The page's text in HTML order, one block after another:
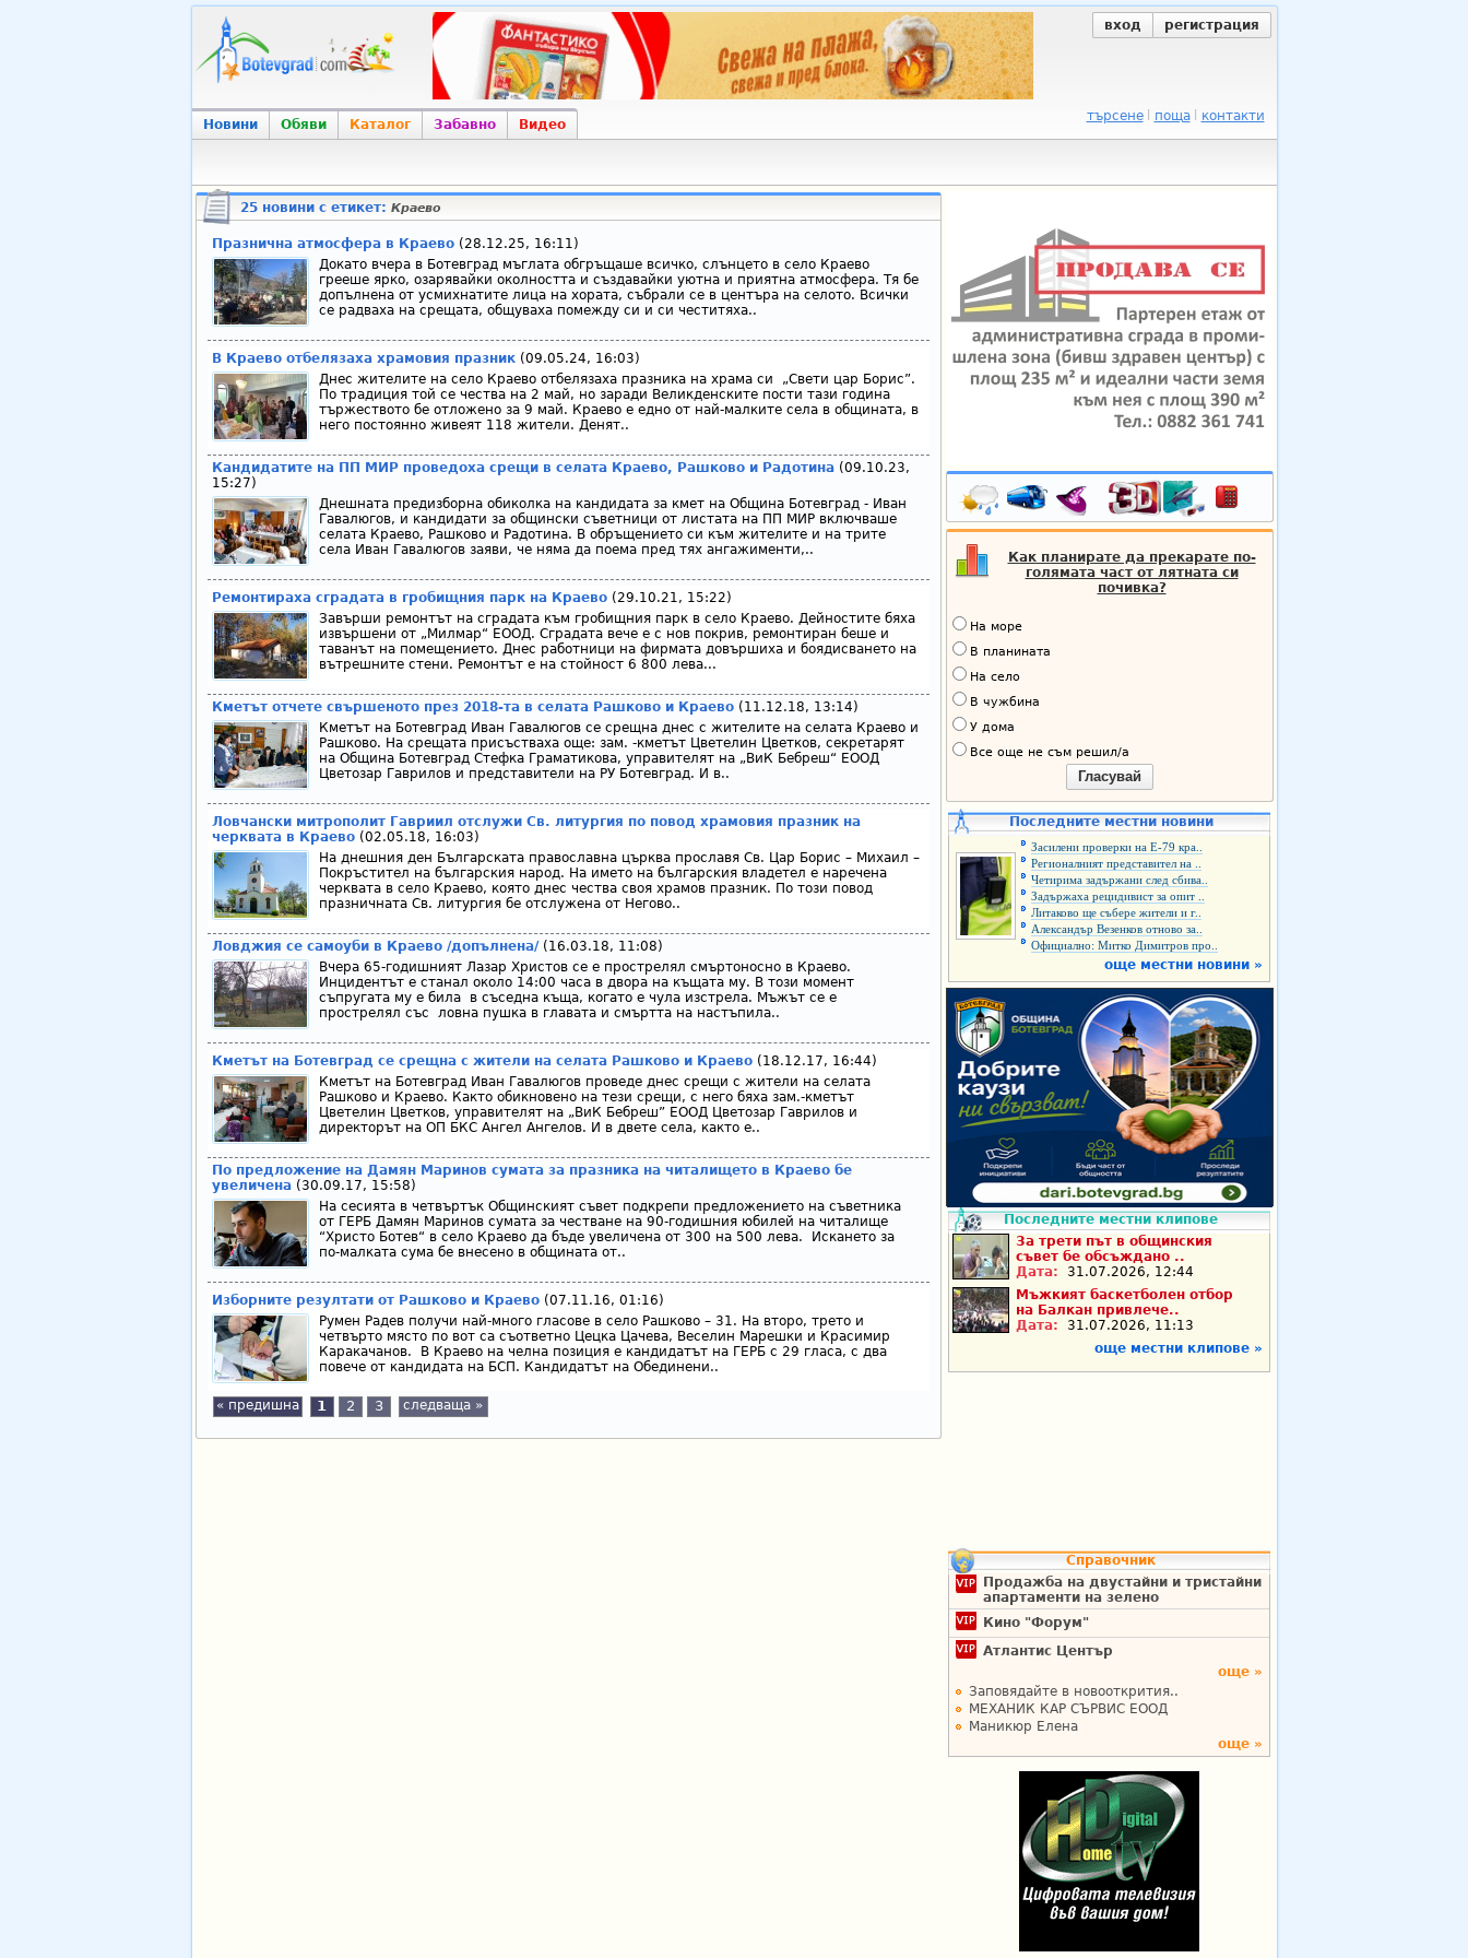
вход регистрация
Новини Обяви Каталог Забавно Видео
търсене поща контакти
25 новини с етикет: Краево
Празнична атмосфера в Краево(28.12.25, 16:11)
Докато вчера в Ботевград мъглата обгръщаше всичко, слънцето в село Краево
грееше ярко, озарявайки околността и създавайки уютна и приятна атмосфера. Тя бе
допълнена от усмихнатите лица на хората, събрали се в центъра на селото. Всички
се радваха на срещата, общуваха помежду си и си честитяха..
В Краево отбелязаха храмовия празник(09.05.24, 16:03)
Днес жителите на село Краево отбелязаха празника на храма си „Свети цар Борис”.
По традиция той се чества на 2 май, но заради Великденските пости тази година
тържеството бе отложено за 9 май. Краево е едно от най-малките села в общината, в
него постоянно живеят 118 жители. Денят..
Кандидатите на ПП МИР проведоха срещи в селата Краево, Рашково и Радотина(09.10.23,
15:27)
Днешната предизборна обиколка на кандидата за кмет на Община Ботевград - Иван
Гавалюгов, и кандидати за общински съветници от листата на ПП МИР включваше
селата Краево, Рашково и Радотина. В обръщението си към жителите и на трите
села Иван Гавалюгов заяви, че няма да поема пред тях ангажименти,..
Ремонтираха сградата в гробищния парк на Краево(29.10.21, 15:22)
Завърши ремонтът на сградата към гробищния парк в село Краево. Дейностите бяха
извършени от „Милмар“ ЕООД. Сградата вече е с нов покрив, ремонтиран беше и
таванът на помещението. Днес работници на фирмата довършиха и боядисването на
вътрешните стени. Ремонтът е на стойност 6 800 лева...
Кметът отчете свършеното през 2018-та в селата Рашково и Краево (11.12.18, 13:14)
Кметът на Ботевград Иван Гавалюгов се срещна днес с жителите на селата Краево и
Рашково. На срещата присъстваха още: зам. -кметът Цветелин Цветков, секретарят
на Община Ботевград Стефка Граматикова, управителят на „ВиК Бебреш“ ЕООД
Цветозар Гаврилов и представители на РУ Ботевград. И в..
Ловчански митрополит Гавриил отслужи Св. литургия по повод храмовия празник на
черквата в Краево (02.05.18, 16:03)
На днешния ден Българската православна църква прославя Св. Цар Борис – Михаил –
Покръстител на българския народ. На името на българския владетел е наречена
черквата в село Краево, която днес чества своя храмов празник. По този повод
празничната Св. литургия бе отслужена от Негово..
Ловджия се самоуби в Краево /допълнена/(16.03.18, 11:08)
Вчера 65-годишният Лазар Христов се е прострелял смъртоносно в Краево.
Инцидентът е станал около 14:00 часа в двора на къщата му. В този момент
съпругата му е била в съседна къща, когато е чула изстрела. Мъжът се е
прострелял със ловна пушка в главата и смъртта на настъпила..
Кметът на Ботевград се срещна с жители на селата Рашково и Краево(18.12.17, 16:44)
Кметът на Ботевград Иван Гавалюгов проведе днес срещи с жители на селата
Рашково и Краево. Както обикновено на тези срещи, с него бяха зам.-кметът
Цветелин Цветков, управителят на „ВиК Бебреш” ЕООД Цветозар Гаврилов и
директорът на ОП БКС Ангел Ангелов. И в двете села, както е..
По предложение на Дамян Маринов сумата за празника на читалището в Краево бе
увеличена(30.09.17, 15:58)
На сесията в четвъртък Общинският съвет подкрепи предложението на съветника
от ГЕРБ Дамян Маринов сумата за честване на 90-годишния юбилей на читалище
“Христо Ботев“ в село Краево да бъде увеличена от 300 на 500 лева. Искането за
по-малката сума бе внесено в общината от..
Изборните резултати от Рашково и Краево(07.11.16, 01:16)
Румен Радев получи най-много гласове в село Рашково – 31. На второ, трето и
четвърто място по вот са съответно Цецка Цачева, Веселин Марешки и Красимир
Каракачанов. В Краево на челна позиция е кандидатът на ГЕРБ с 29 гласа, с два
повече от кандидата на БСП. Кандидатът на Обединени..
« предишна 1 2 3 следваща »
Как планирате да прекарате по-
голямата част от лятната си
почивка?
На море
В планината
На село
В чужбина
У дома
Все още не съм решил/а
Гласувай
Последните местни новини
Засилени проверки на Е-79 кра..
Регионалният представител на ..
Четирима задържани след сбива..
Задържаха рецидивист за опит ..
Литаково ще събере жители и г..
Александър Везенков отново за..
Официално: Митко Димитров про..
още местни новини »
Последните местни клипове
За трети път в общинския
съвет бе обсъждано ..
Дата:
31.07.2026, 12:44
Мъжкият баскетболен отбор
на Балкан привлече..
Дата:
31.07.2026, 11:13
още местни клипове »
Справочник
Продажба на двустайни и тристайни
апартаменти на зелено
Кино "Форум"
Атлантис Център
още »
Заповядайте в новооткрития..
МЕХАНИК КАР СЪРВИС ЕООД
Маникюр Елена
още »